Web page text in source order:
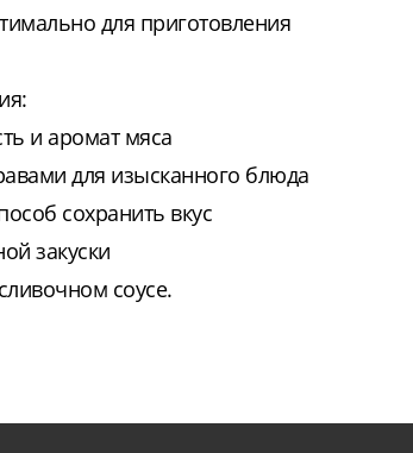
для приготовления
и аромат мяса
для изысканного блюда
сохранить вкус
закуски
соусе.